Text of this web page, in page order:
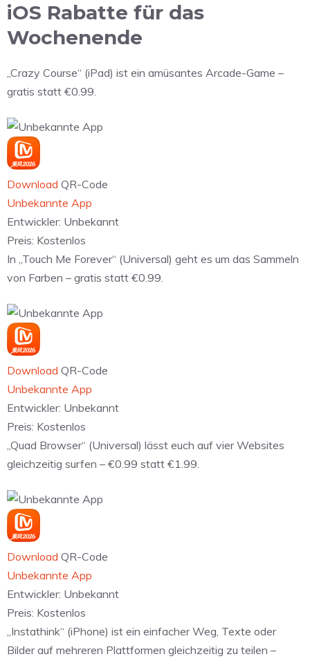
iOS Rabatte für das
Wochenende
„Crazy Course“ (iPad) ist ein amüsantes Arcade-Game –
gratis statt €0.99.
Download QR-Code
Unbekannte App
Entwickler: Unbekannt
Preis: Kostenlos
In „Touch Me Forever“ (Universal) geht es um das Sammeln
von Farben – gratis statt €0.99.
Download QR-Code
Unbekannte App
Entwickler: Unbekannt
Preis: Kostenlos
„Quad Browser“ (Universal) lässt euch auf vier Websites
gleichzeitig surfen – €0.99 statt €1.99.
Download QR-Code
Unbekannte App
Entwickler: Unbekannt
Preis: Kostenlos
„Instathink“ (iPhone) ist ein einfacher Weg, Texte oder
Bilder auf mehreren Plattformen gleichzeitig zu teilen –